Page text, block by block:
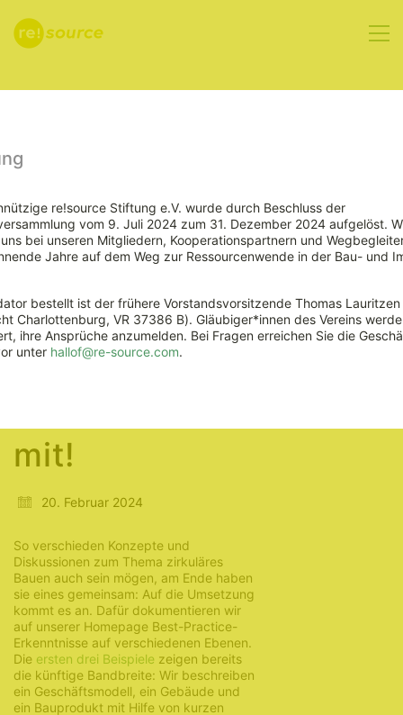
Best Practice
re!source
Homepage –
mit!
20. Februar 2024
So verschieden Konzepte und
Diskussionen zum Thema zirkuläres
Bauen auch sein mögen, am Ende haben
sie eines gemeinsam: Auf die Umsetzung
kommt es an. Dafür dokumentieren wir
auf unserer Homepage Best-Practice-
Erkenntnisse auf verschiedenen Ebenen.
Die ersten drei Beispiele zeigen bereits
die künftige Bandbreite: Wir beschreiben
ein Geschäftsmodell, ein Gebäude und
ein Bauprodukt mit Hilfe von kurzen
re!source Stiftung e.V. wurde durch Beschluss der
vom 9. Juli 2024 zum 31. Dezember 2024 aufgelöst.
bei unseren Mitgliedern, Kooperationspartnern und
Jahre auf dem Weg zur Ressourcenwende in der Bau- und
bestellt ist der frühere Vorstandsvorsitzende Thomas Lauritzen
Charlottenburg, VR 37386 B). Gläubiger*innen des Vereins
ihre Ansprüche anzumelden. Bei Fragen erreichen Sie die
unter hallof@re-source.com.